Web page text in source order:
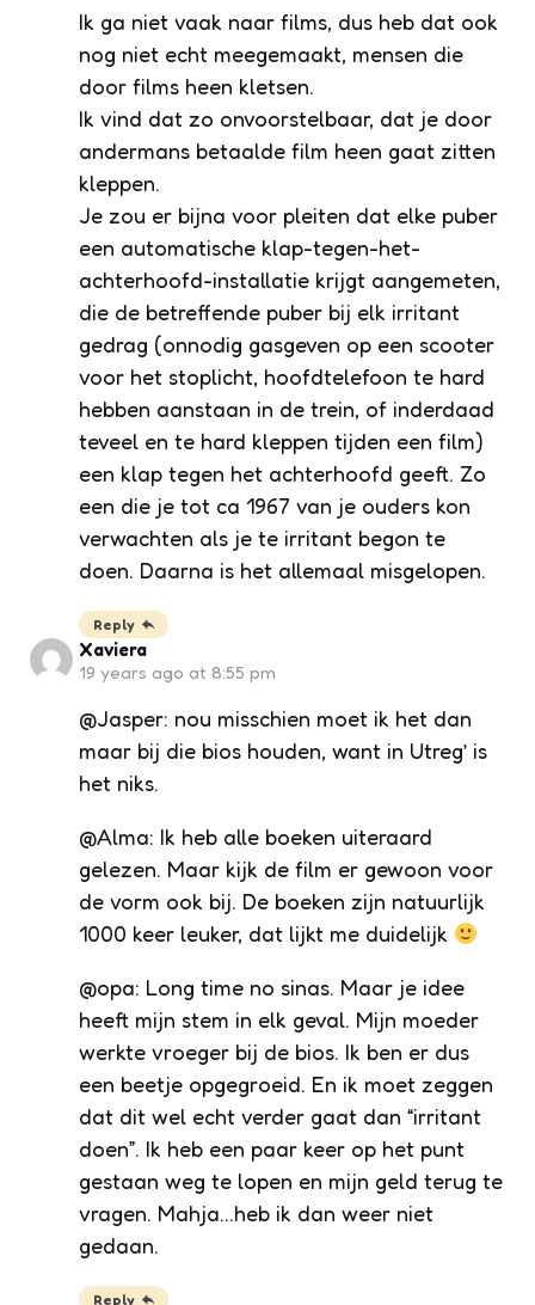
Ik ga niet vaak naar films, dus heb dat ook
nog niet echt meegemaakt, mensen die
door films heen kletsen.
Ik vind dat zo onvoorstelbaar, dat je door
andermans betaalde film heen gaat zitten
kleppen.
Je zou er bijna voor pleiten dat elke puber
een automatische klap-tegen-het-
achterhoofd-installatie krijgt aangemeten,
die de betreffende puber bij elk irritant
gedrag (onnodig gasgeven op een scooter
voor het stoplicht, hoofdtelefoon te hard
hebben aanstaan in de trein, of inderdaad
teveel en te hard kleppen tijden een film)
een klap tegen het achterhoofd geeft. Zo
een die je tot ca 1967 van je ouders kon
verwachten als je te irritant begon te
doen. Daarna is het allemaal misgelopen.
Reply
Xaviera
19 years ago at 8:55 pm
@Jasper: nou misschien moet ik het dan
maar bij die bios houden, want in Utreg’ is
het niks.
@Alma: Ik heb alle boeken uiteraard
gelezen. Maar kijk de film er gewoon voor
de vorm ook bij. De boeken zijn natuurlijk
1000 keer leuker, dat lijkt me duidelijk
@opa: Long time no sinas. Maar je idee
heeft mijn stem in elk geval. Mijn moeder
werkte vroeger bij de bios. Ik ben er dus
een beetje opgegroeid. En ik moet zeggen
dat dit wel echt verder gaat dan “irritant
doen”. Ik heb een paar keer op het punt
gestaan weg te lopen en mijn geld terug te
vragen. Mahja…heb ik dan weer niet
gedaan.
Reply